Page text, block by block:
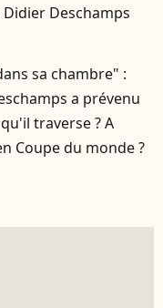
Deschamps
sa chambre" :
a prévenu
traverse ? A
Coupe du monde ?